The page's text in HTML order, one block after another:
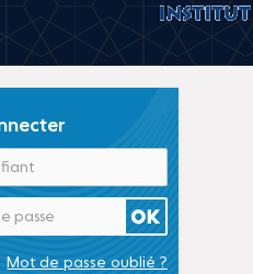
Mot de passe oublié ?